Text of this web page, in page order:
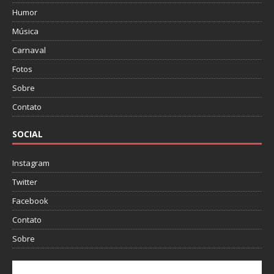
Humor
Música
Carnaval
Fotos
Sobre
Contato
SOCIAL
Instagram
Twitter
Facebook
Contato
Sobre